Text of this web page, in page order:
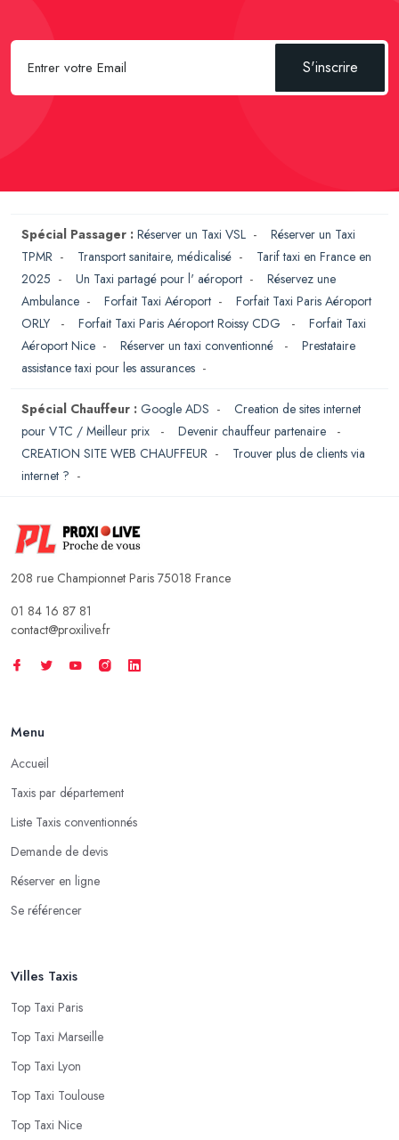
S'inscrire
Spécial Passager : Réserver un Taxi VSL - Réserver un Taxi
TPMR - Transport sanitaire, médicalisé - Tarif taxi en France en
2025 - Un Taxi partagé pour l' aéroport - Réservez une
Ambulance - Forfait Taxi Aéroport - Forfait Taxi Paris Aéroport
ORLY
- Forfait Taxi Paris Aéroport Roissy CDG - Forfait Taxi
Aéroport Nice - Réserver un taxi conventionné - Prestataire
assistance taxi pour les assurances -
Spécial Chauffeur : Google ADS - Creation de sites internet
pour VTC / Meilleur prix
- Devenir chauffeur partenaire
-
CREATION SITE WEB CHAUFFEUR - Trouver plus de clients via
internet ? -
208 rue Championnet Paris 75018 France
01 84 16 87 81
contact@proxilive.fr
Menu
Accueil
Taxis par département
Liste Taxis conventionnés
Demande de devis
Réserver en ligne
Se référencer
Villes Taxis
Top Taxi Paris
Top Taxi Marseille
Top Taxi Lyon
Top Taxi Toulouse
Top Taxi Nice